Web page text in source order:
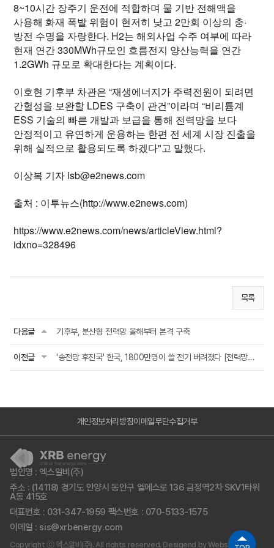
8~10시간 장주기 운전에 적합하며 물 기반 전해액을
사용해 화재 폭발 위험이 현저히 낮고 2만회 이상의 충·
방전 수명을 자랑한다. H2는 해외사업 수주 여부에 따라
현재 연간 330MWh규모인 흐름전지 양산능력을 연간
1.2GWh 규모로 확대한다는 계획이다.
이호현 기후부 차관은 “재생에너지가 주력전원이 되려면
간헐성을 보완할 LDES 구축이 관건”이라며 “비리튬계
ESS 기술의 빠른 개발과 보급을 통해 전력망을 보다
안정적이고 유연하게 운용하는 한편 전 세계 시장 진출을
위해 실적으로 활용되도록 하겠다"고 말했다.
이상복 기자 lsb@e2news.com
출처 : 이투뉴스(http://www.e2news.com)
https://www.e2news.com/news/articleView.html?
idxno=328496
목록
다음글 기후부, 분산형 전력망 올해부터 본격 구축
이전글 '송전망 후진국' 한국, 1800만명이 쓸 전기 버려졌다 [전력망에 막힌 에너지전환]
개인정보처리방침이메일무단수집거부
법인명 : 엑스알비(주)
주소 : (14118) 경기도 안양시 동안구 엘에스로 136 금정역2차 SKV1타워
A동 415호
대표번호 : 031-347-1959 팩스번호 : 070-5133-1575
이메일 : sis@xrbenergy.com
Copyright ⓒ 엑스알비(주). All rights reserved. Desigend byWebsite.co.kr